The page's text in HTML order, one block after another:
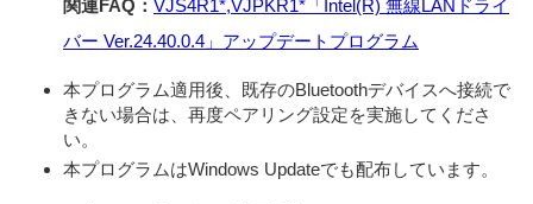
式会社（以下「VAIO」とします）との間での許諾ソフトウェ
アの使用権の許諾に関する条件を定めるものです。
関連FAQ： VJS4R1*,VJPKR1*「Intel(R) 無線LANドライ
バー Ver.24.40.0.4」アップデートプログラム
本プログラム適用後、既存のBluetoothデバイスへ接続で
きない場合は、再度ペアリング設定を実施してくださ
い。
本プログラムはWindows Updateでも配布しています。